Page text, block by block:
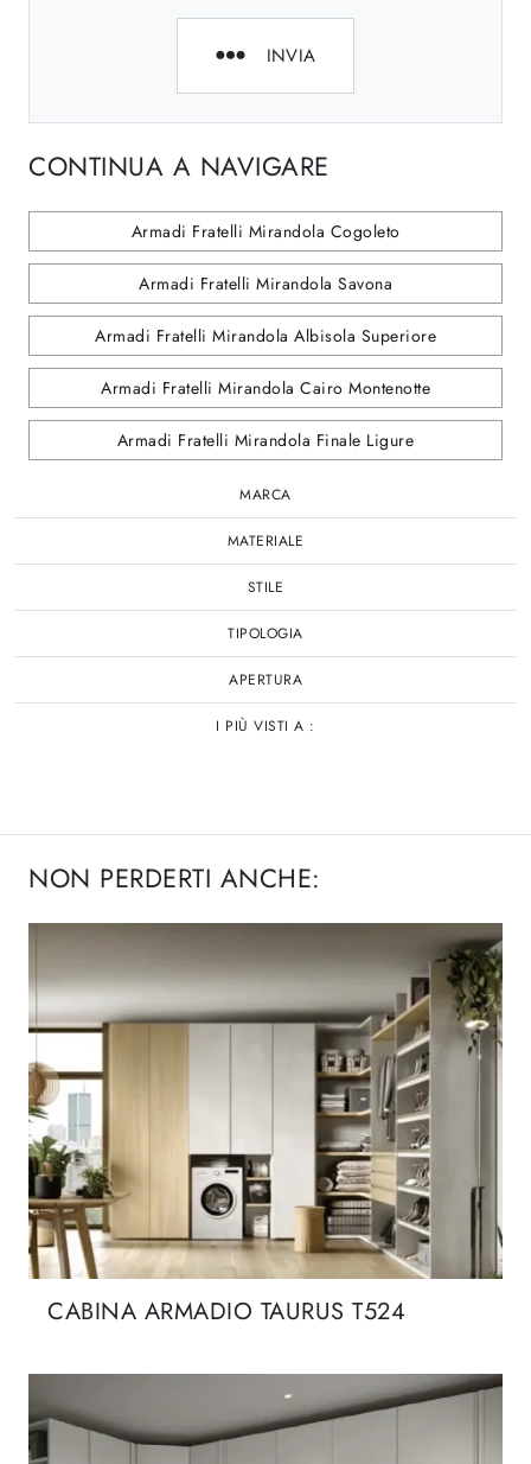
INVIA
CONTINUA A NAVIGARE
Armadi Fratelli Mirandola Cogoleto
Armadi Fratelli Mirandola Savona
Armadi Fratelli Mirandola Albisola Superiore
Armadi Fratelli Mirandola Cairo Montenotte
Armadi Fratelli Mirandola Finale Ligure
MARCA
MATERIALE
STILE
TIPOLOGIA
APERTURA
I PIÙ VISTI A :
NON PERDERTI ANCHE:
CABINA ARMADIO TAURUS T524